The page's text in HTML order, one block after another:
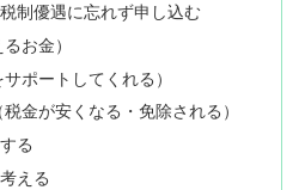
制優遇に忘れず申し込む
お金）
ポートしてくれる）
金が安くなる・免除される）
る
える